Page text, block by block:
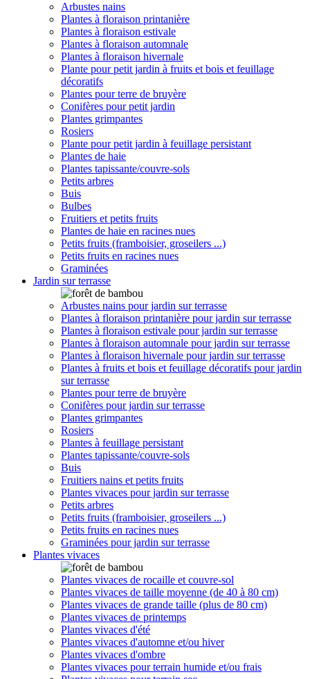
Arbustes nains
Plantes à floraison printanière
Plantes à floraison estivale
Plantes à floraison automnale
Plantes à floraison hivernale
Plante pour petit jardin à fruits et bois et feuillage
décoratifs
Plantes pour terre de bruyère
Conifères pour petit jardin
Plantes grimpantes
Rosiers
Plante pour petit jardin à feuillage persistant
Plantes de haie
Plantes tapissante/couvre-sols
Petits arbres
Buis
Bulbes
Fruitiers et petits fruits
Plantes de haie en racines nues
Petits fruits (framboisier, groseilers ...)
Petits fruits en racines nues
Graminées
Jardin sur terrasse
Arbustes nains pour jardin sur terrasse
Plantes à floraison printanière pour jardin sur terrasse
Plantes à floraison estivale pour jardin sur terrasse
Plantes à floraison automnale pour jardin sur terrasse
Plantes à floraison hivernale pour jardin sur terrasse
Plantes à fruits et bois et feuillage décoratifs pour jardin
sur terrasse
Plantes pour terre de bruyère
Conifères pour jardin sur terrasse
Plantes grimpantes
Rosiers
Plantes à feuillage persistant
Plantes tapissante/couvre-sols
Buis
Fruitiers nains et petits fruits
Plantes vivaces pour jardin sur terrasse
Petits arbres
Petits fruits (framboisier, groseilers ...)
Petits fruits en racines nues
Graminées pour jardin sur terrasse
Plantes vivaces
Plantes vivaces de rocaille et couvre-sol
Plantes vivaces de taille moyenne (de 40 à 80 cm)
Plantes vivaces de grande taille (plus de 80 cm)
Plantes vivaces de printemps
Plantes vivaces d'été
Plantes vivaces d'automne et/ou hiver
Plantes vivaces d'ombre
Plantes vivaces pour terrain humide et/ou frais